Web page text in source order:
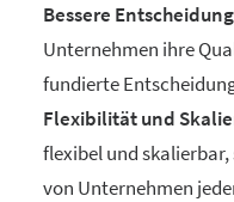
Bessere
Unternehmen ihre
fundierte
Flexibilität und
flexibel und skalierbar,
von Unternehmen